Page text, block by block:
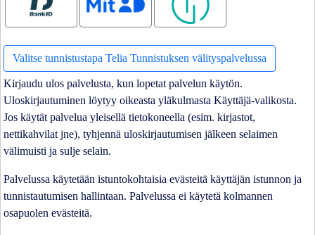
Valitse tunnistustapa Telia Tunnistuksen välityspalvelussa
Kirjaudu ulos palvelusta, kun lopetat palvelun käytön.
Uloskirjautuminen löytyy oikeasta yläkulmasta Käyttäjä-valikosta.
Jos käytät palvelua yleisellä tietokoneella (esim. kirjastot,
nettikahvilat jne), tyhjennä uloskirjautumisen jälkeen selaimen
välimuisti ja sulje selain.
Palvelussa käytetään istuntokohtaisia evästeitä käyttäjän istunnon ja
tunnistautumisen hallintaan. Palvelussa ei käytetä kolmannen
osapuolen evästeitä.